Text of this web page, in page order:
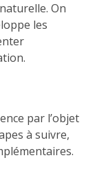
On
les
par l’objet
à suivre,